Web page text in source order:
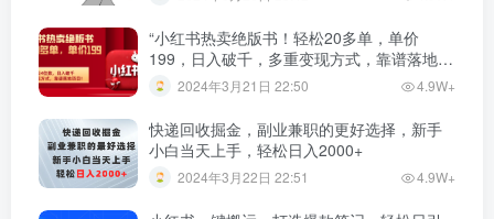
“小红书热卖绝版书！轻松20多单，单价
199，日入破千，多重变现方式，靠谱落地项
目！”2024年3月21日 22:50 4.9W+
快递回收掘金，副业兼职的更好选择，新手
小白当天上手，轻松日入2000+
2024年3月22日 22:51 4.9W+